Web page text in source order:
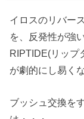
イロスのリバー
を、反発性が強
RIPTIDE(リップ
が劇的にし易く
ブッシュ交換を